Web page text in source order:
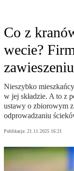
Co z
wecie?
zawieszeniu
Nieszybko
w jej składzie. A to z
ustawy o zbiorowym
odprowadzaniu
Publikacja: 21.11.2025 16:21